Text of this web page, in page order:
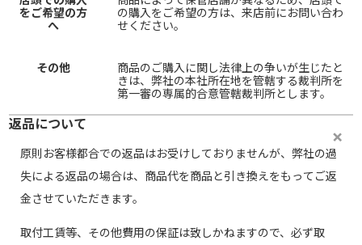
をご希望の方
へ
の購入をご希望の方は、来店前にお問い合わ
せください。
その他
商品のご購入に関し法律上の争いが生じたと
きは、弊社の本社所在地を管轄する裁判所を
第一審の専属的合意管轄裁判所とします。
返品について
原則お客様都合での返品はお受けしておりませんが、弊社の過
失による返品の場合は、商品代を商品と引き換えをもってご返
金させていただきます。
取付工賃等、その他費用の保証は致しかねますので、必ず取